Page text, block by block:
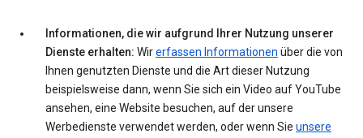
Informationen, die wir aufgrund Ihrer Nutzung unserer
Dienste erhalten: Wirerfassen Informationen über die von
Ihnen genutzten Dienste und die Art dieser Nutzung
beispielsweise dann, wenn Sie sich ein Video auf YouTube
ansehen, eine Website besuchen, auf der unsere
Werbedienste verwendet werden, oder wenn Sie unsere